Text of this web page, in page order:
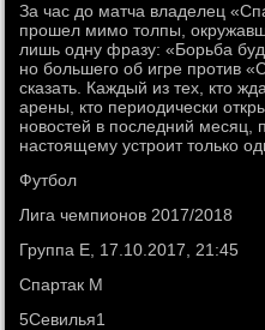
За час до матча владелец
прошел мимо толпы,
лишь одну фразу: «Борьба
но большего об игре против
сказать. Каждый из тех, кто
арены, кто периодически
новостей в последний месяц,
настоящему устроит только
Футбол
Лига чемпионов 2017/2018
Группа E, 17.10.2017, 21:45
Спартак М
5Севилья1